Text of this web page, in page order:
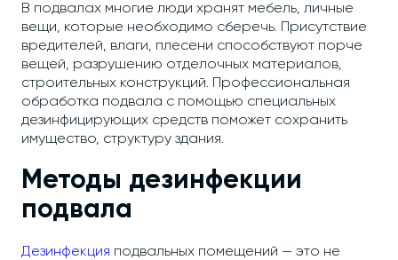
В подвалах многие люди хранят мебель, личные
вещи, которые необходимо сберечь. Присутствие
вредителей, влаги, плесени способствуют порче
вещей, разрушению отделочных материалов,
строительных конструкций. Профессиональная
обработка подвала с помощью специальных
дезинфицирующих средств поможет сохранить
имущество, структуру здания.
Методы дезинфекции
подвала
Дезинфекция подвальных помещений — это не